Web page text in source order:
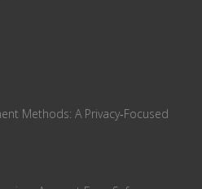
Methods: A Privacy‑Focused